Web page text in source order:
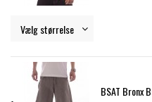
BSAT Bronx